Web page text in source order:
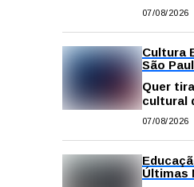
começa
07/08/2026
Cultura
São
Quer
cultural
os
07/08/2026
Últimas